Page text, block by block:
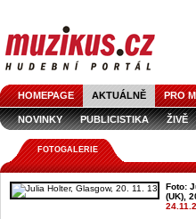
HOMEPAGE AKTUÁLNĚ PRO
NOVINKY PUBLICISTIKA ŽIVĚ
FOTOGALERIE
Foto:
(UK),